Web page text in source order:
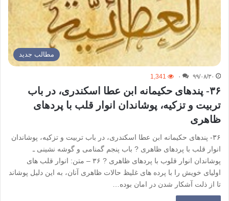
مطالب جدید
۹۹/۰۸/۳۰ ۰ 1,341
۳۶- پندهای حکیمانه ابن عطا اسکندری، در باب
تربیت و تزکیه، پوشاندان انوار قلب با پردهای
ظاهری
۳۶- پندهای حکیمانه ابن عطا اسکندری، در باب تربیت و تزکیه، پوشاندان
انوار قلب با پردهای ظاهری ? باب پنجم گمنامی و گوشه نشینی ـ
پوشاندان انوار قلوب با پردهای ظاهری ? ۳۶ – متن: انوار قلب های
اولیای خویش را با پرده های غلیظ حالات ظاهری آنان، به این دلیل پوشاند
تا از ذلت آشکار شدن در امان بوده…